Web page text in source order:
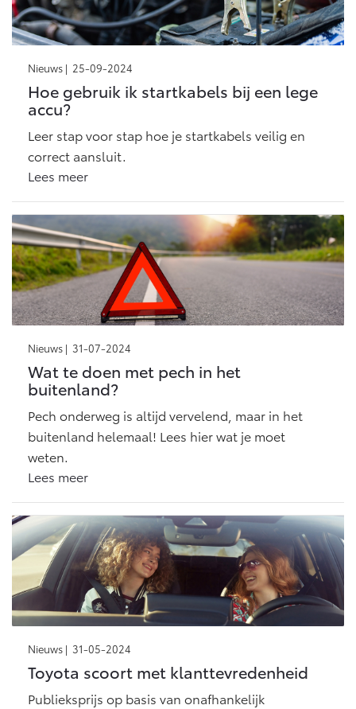
Nieuws | 25-09-2024
Hoe gebruik ik startkabels bij een lege
accu?
Leer stap voor stap hoe je startkabels veilig en
correct aansluit.
Lees meer
Nieuws | 31-07-2024
Wat te doen met pech in het
buitenland?
Pech onderweg is altijd vervelend, maar in het
buitenland helemaal! Lees hier wat je moet
weten.
Lees meer
Nieuws | 31-05-2024
Toyota scoort met klanttevredenheid
Publieksprijs op basis van onafhankelijk